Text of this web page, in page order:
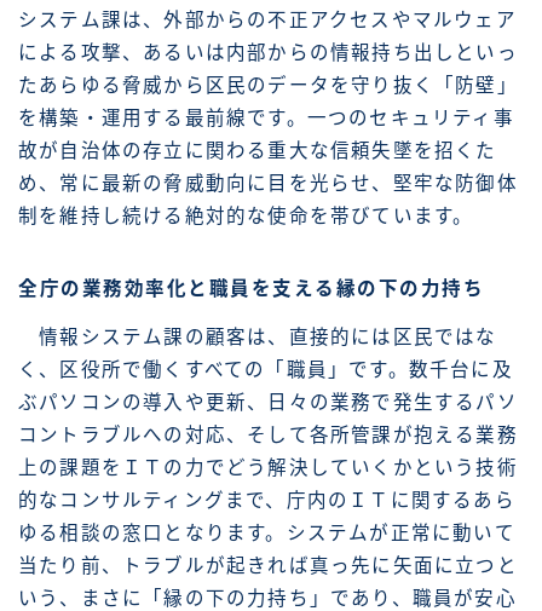
システム課は、外部からの不正アクセスやマルウェア
による攻撃、あるいは内部からの情報持ち出しといっ
たあらゆる脅威から区民のデータを守り抜く「防壁」
を構築・運用する最前線です。一つのセキュリティ事
故が自治体の存立に関わる重大な信頼失墜を招くた
め、常に最新の脅威動向に目を光らせ、堅牢な防御体
制を維持し続ける絶対的な使命を帯びています。
全庁の業務効率化と職員を支える縁の下の力持ち
情報システム課の顧客は、直接的には区民ではな
く、区役所で働くすべての「職員」です。数千台に及
ぶパソコンの導入や更新、日々の業務で発生するパソ
コントラブルへの対応、そして各所管課が抱える業務
上の課題をＩＴの力でどう解決していくかという技術
的なコンサルティングまで、庁内のＩＴに関するあら
ゆる相談の窓口となります。システムが正常に動いて
当たり前、トラブルが起きれば真っ先に矢面に立つと
いう、まさに「縁の下の力持ち」であり、職員が安心